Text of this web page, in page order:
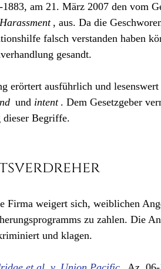
am 21. März 2007 den vom
Harassment , aus. Da die
falsch verstanden haben
gesandt.
erörtert ausführlich und lesenswert
und intent . Dem Gesetzgeber
Begriffe.
Firma weigert sich, weiblichen
zu zahlen. Die
und klagen.